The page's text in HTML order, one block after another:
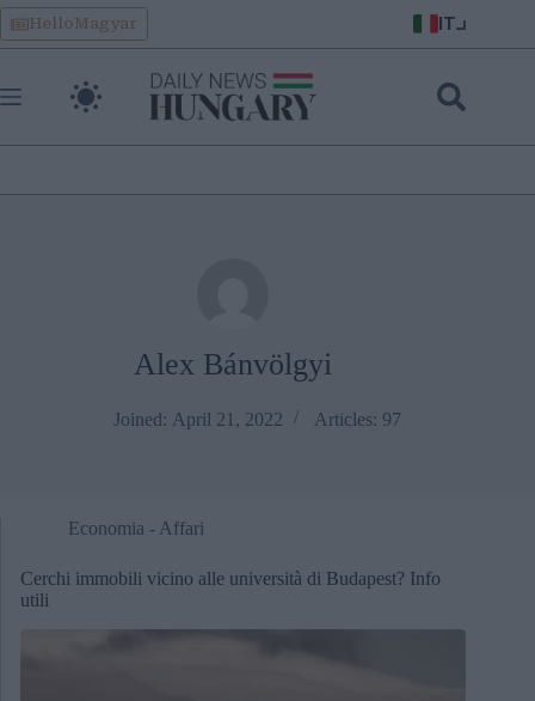
Skip
to
content
HelloMagyar IT
Alex Bánvölgyi
Joined: April 21, 2022 Articles: 97
Economia - Affari
Cerchi immobili vicino alle università di Budapest? Info
utili